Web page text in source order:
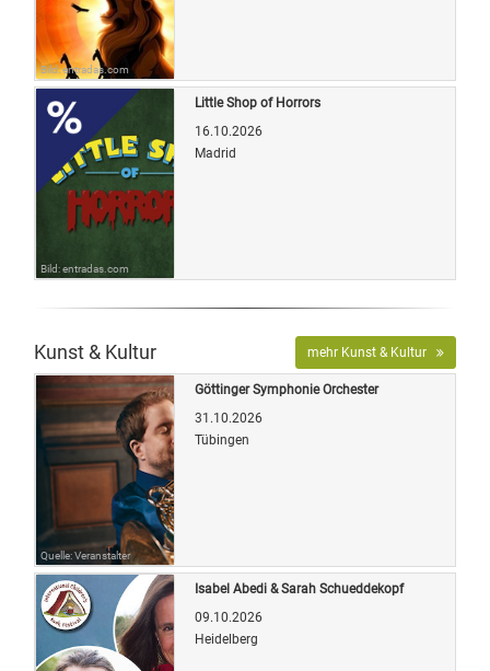
Bild: entradas.com
Bild: entradas.com
Little Shop of Horrors
16.10.2026
Madrid
Kunst & Kultur mehr Kunst & Kultur
Quelle: Veranstalter
Göttinger Symphonie Orchester
31.10.2026
Tübingen
Isabel Abedi & Sarah Schueddekopf
09.10.2026
Heidelberg